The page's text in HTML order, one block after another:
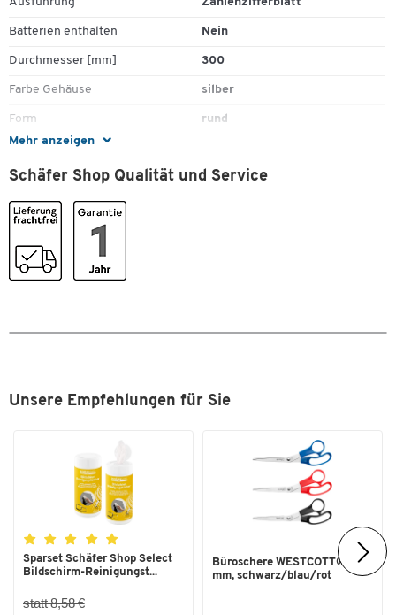
Mehr anzeigen
Batterien enthalten Nein
Durchmesser [mm] 300
Farbe Gehäuse silber
Form rund
Gehäuse
Höhe [mm] 300
Material
Material Scheibe
Tiefe [mm]
Breite [mm] 300
Schäfer Shop Qualität und Service
Unsere Empfehlungen für Sie
Sparset Schäfer Shop Select
Bildschirm-Reinigungst...
statt 8,58 €
Büroschere WESTCOTT® 200
mm, schwarz/blau/rot